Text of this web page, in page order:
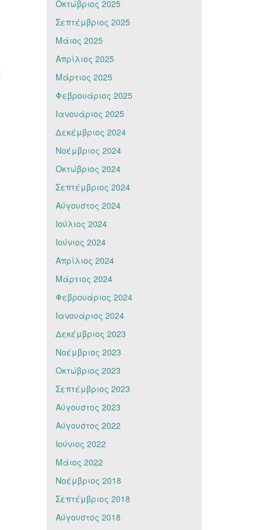
Οκτώβριος 2025
Σεπτέμβριος 2025
Μάιος 2025
Απρίλιος 2025
Μάρτιος 2025
Φεβρουάριος 2025
Ιανουάριος 2025
Δεκέμβριος 2024
Νοέμβριος 2024
Οκτώβριος 2024
Σεπτέμβριος 2024
Αύγουστος 2024
Ιούλιος 2024
Ιούνιος 2024
Απρίλιος 2024
Μάρτιος 2024
Φεβρουάριος 2024
Ιανουάριος 2024
Δεκέμβριος 2023
Νοέμβριος 2023
Οκτώβριος 2023
Σεπτέμβριος 2023
Αύγουστος 2023
Αύγουστος 2022
Ιούνιος 2022
Μάιος 2022
Νοέμβριος 2018
Σεπτέμβριος 2018
Αύγουστος 2018